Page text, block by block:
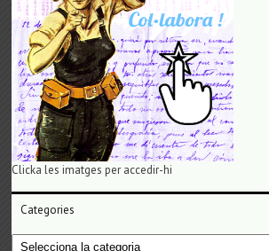
Clicka les imatges per accedir-hi
Categories
Categories